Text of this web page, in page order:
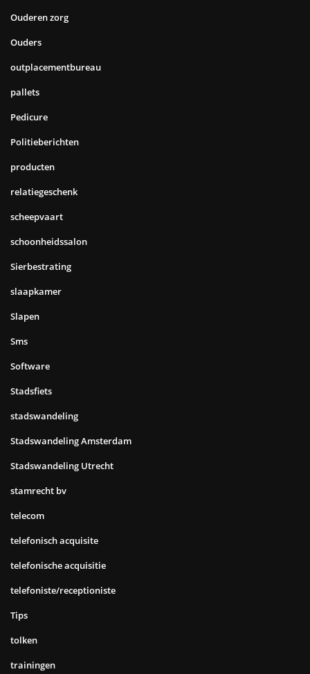
Ouderen zorg
Ouders
outplacementbureau
pallets
Pedicure
Politieberichten
producten
relatiegeschenk
scheepvaart
schoonheidssalon
Sierbestrating
slaapkamer
Slapen
Sms
Software
Stadsfiets
stadswandeling
Stadswandeling Amsterdam
Stadswandeling Utrecht
stamrecht bv
telecom
telefonisch acquisite
telefonische acquisitie
telefoniste/receptioniste
Tips
tolken
trainingen